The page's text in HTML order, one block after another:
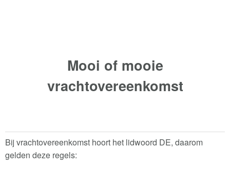
Mooi of mooie
vrachtovereenkomst
Bij vrachtovereenkomst hoort het lidwoord DE, daarom
gelden deze regels: